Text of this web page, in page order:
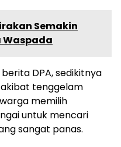
Semakin
Waspada
DPA, sedikitnya
tenggelam
memilih
untuk mencari
sangat panas.